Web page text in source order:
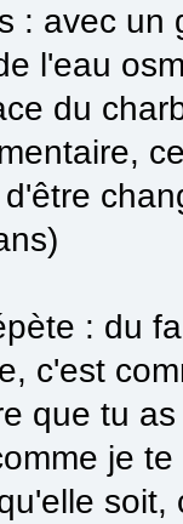
: avec un
l'eau
du
: du
c'est
que tu
je
soit,